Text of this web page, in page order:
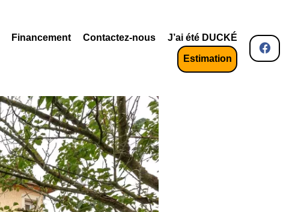
Financement Contactez-nous J’ai été DUCKÉ
Estimation